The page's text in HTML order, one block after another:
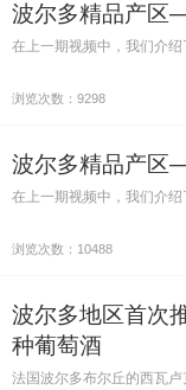
波尔多精品产
在上一期视频中，我们介
浏览次数：9298
波尔多精品产
在上一期视频中，我们介
浏览次数：10488
波尔多地区首次
种葡萄酒
法国波尔多布尔丘的西瓦